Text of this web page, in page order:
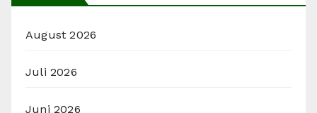
August 2026
Juli 2026
Juni 2026